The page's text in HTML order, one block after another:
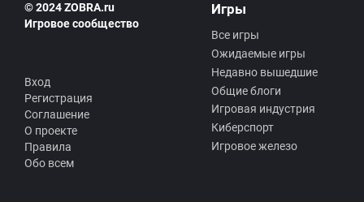
© 2024 ZOBRA.ru
Игровое сообщество
Вход
Регистрация
Соглашение
О проекте
Правила
Обо всем
Игры
Все игры
Ожидаемые игры
Недавно вышедшие
Общие блоги
Игровая индустрия
Киберспорт
Игровое железо